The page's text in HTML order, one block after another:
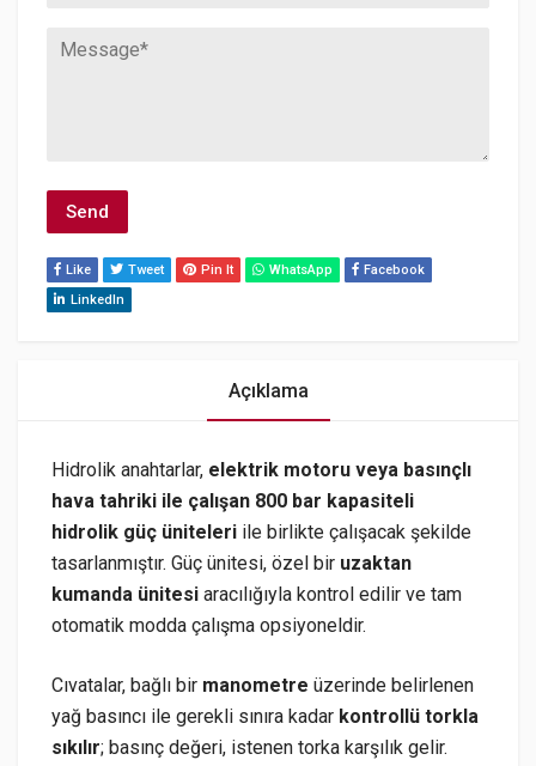
Like Tweet Pin It WhatsApp
Facebook
LinkedIn
Açıklama
Hidrolik anahtarlar, elektrik motoru veya basınçlı
hava tahriki ile çalışan 800 bar kapasiteli
hidrolik güç üniteleri ile birlikte çalışacak şekilde
tasarlanmıştır. Güç ünitesi, özel bir uzaktan
kumanda ünitesi aracılığıyla kontrol edilir ve tam
otomatik modda çalışma opsiyoneldir.
Cıvatalar, bağlı bir manometre üzerinde belirlenen
yağ basıncı ile gerekli sınıra kadar kontrollü torkla
sıkılır; basınç değeri, istenen torka karşılık gelir.